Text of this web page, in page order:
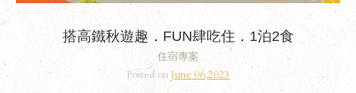
搭高鐵秋遊趣．FUN肆吃住．1泊2食
住宿專案
Posted on June 06,2023